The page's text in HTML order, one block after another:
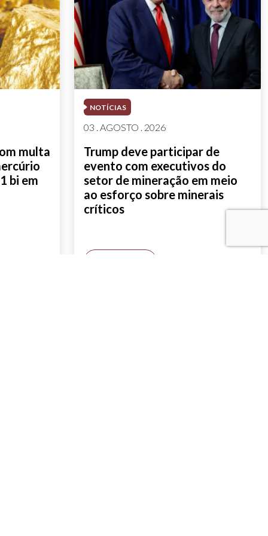
multa
bi em
NOTÍCIAS
03 . AGOSTO . 2026
Trump deve participar de
evento com executivos do
setor de mineração em meio
ao esforço sobre minerais
críticos